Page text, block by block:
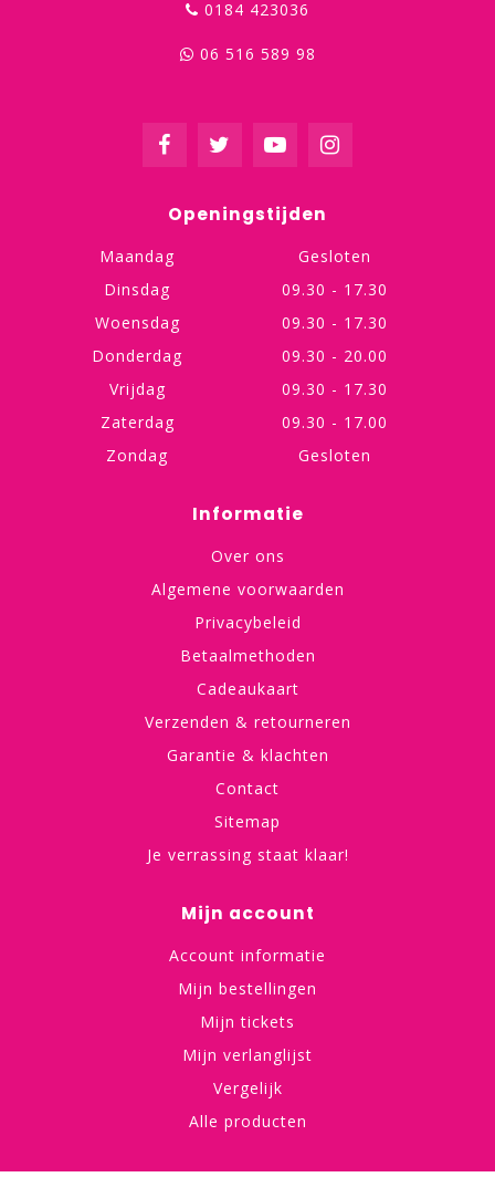
0184 423036
06 516 589 98
Openingstijden
Maandag
Gesloten
Dinsdag
09.30 - 17.30
Woensdag
09.30 - 17.30
Donderdag
09.30 - 20.00
Vrijdag
09.30 - 17.30
Zaterdag
09.30 - 17.00
Zondag
Gesloten
Informatie
Over ons
Algemene voorwaarden
Privacybeleid
Betaalmethoden
Cadeaukaart
Verzenden & retourneren
Garantie & klachten
Contact
Sitemap
Je verrassing staat klaar!
Mijn account
Account informatie
Mijn bestellingen
Mijn tickets
Mijn verlanglijst
Vergelijk
Alle producten